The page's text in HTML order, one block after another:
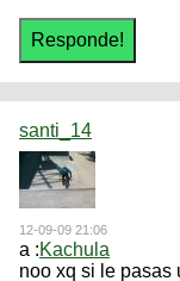
santi_14
12-09-09 21:06
a :Kachula
noo xq si le pasas